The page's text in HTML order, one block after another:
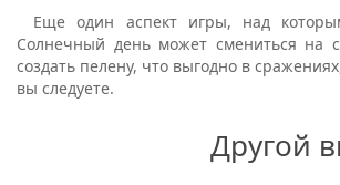
Еще один аспект игры, над
Солнечный день может смениться на
создать пелену, что выгодно в
вы следуете.
Другой